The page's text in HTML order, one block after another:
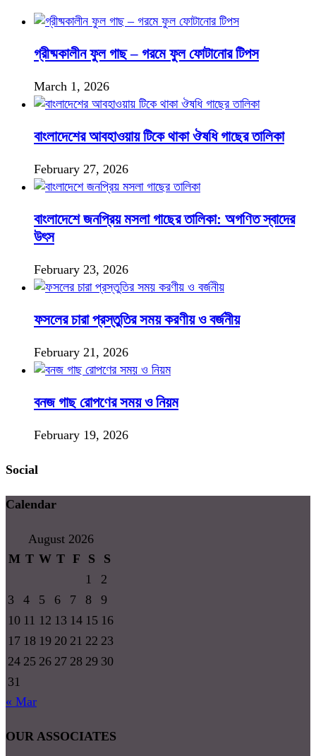
গ্রীষ্মকালীন ফুল গাছ – গরমে ফুল ফোটানোর টিপস
March 1, 2026
বাংলাদেশের আবহাওয়ায় টিকে থাকা ঔষধি গাছের তালিকা
February 27, 2026
বাংলাদেশে জনপ্রিয় মসলা গাছের তালিকা: অগণিত স্বাদের
উৎস
February 23, 2026
ফসলের চারা প্রস্তুতির সময় করণীয় ও বর্জনীয়
February 21, 2026
বনজ গাছ রোপণের সময় ও নিয়ম
February 19, 2026
Social
Calendar
August 2026
M T W T F S
S
1
2
3
4 5 6 7 8
9
10 11 12 13 14 15 16
17 18 19 20 21 22 23
24 25 26 27 28 29 30
31
« Mar
OUR ASSOCIATES